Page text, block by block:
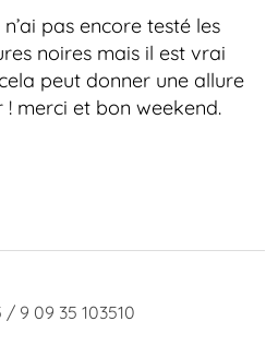
pas encore testé les
noires mais il est vrai
peut donner une allure
! merci et bon weekend.
/ 9 09 35 103510